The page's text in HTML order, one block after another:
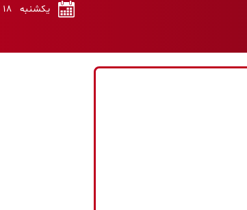
یکشنبه ۱۸ مرداد - ۱۲:۱۱